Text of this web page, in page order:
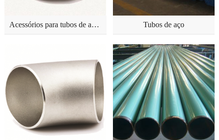
Acessórios para tubos de aço forjado Tubos de aço